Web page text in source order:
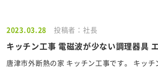
2023.03.28 投稿者：社長
キッチン工事 電磁波が少ない調理器具
唐津市外断熱の家 キッチン工事です。 キッチ